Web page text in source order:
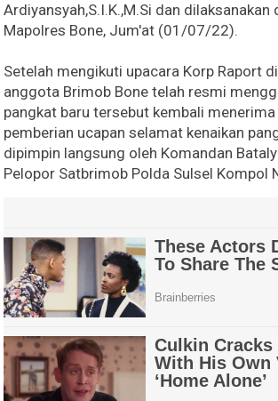
Ardiyansyah,S.I.K.,M.Si dan dilaksanakan
Mapolres Bone, Jum'at (01/07/22).
Setelah mengikuti upacara Korp Raport
anggota Brimob Bone telah resmi
pangkat baru tersebut kembali
pemberian ucapan selamat kenaikan
dipimpin langsung oleh Komandan
Pelopor Satbrimob Polda Sulsel Kompol